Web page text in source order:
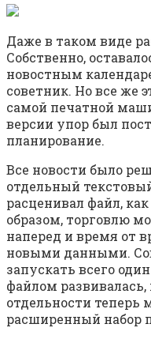
Даже в таком виде
Собственно,
новостным
советник. Но все же
самой печатной
версии упор был
планирование.
Все новости было
отдельный
расценивал файл,
образом, торговлю
наперед и время от
новыми данными.
запускать всего
файлом
отдельности теперь
расширенный набор